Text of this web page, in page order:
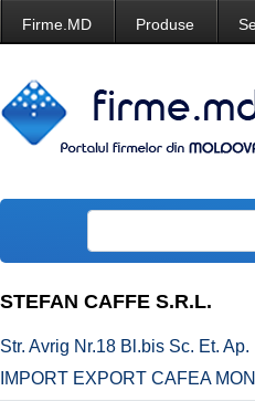
Firme.MD Produse
STEFAN CAFFE S.R.L.
Str. Avrig Nr.18 Bl.bis Sc. Et. Ap.
IMPORT EXPORT CAFEA